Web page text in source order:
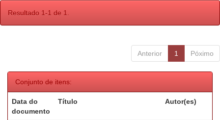
Resultado 1-1 de 1.
Anterior 1 Póximo
Conjunto de itens:
Data do
documento
Título Autor(es)